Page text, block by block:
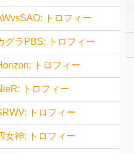
トロフィー
グラPBS: トロフィー
トロフィー
トロフィー
トロフィー
女神: トロフィー